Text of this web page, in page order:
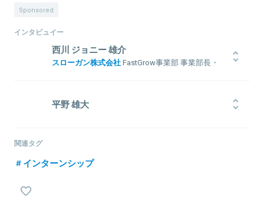
Sponsored
インタビュイー
西川 ジョニー 雄介
スローガン株式会社FastGrow事業部 事業部長・
ョンに入社。A/BテストツールVWOを活用したWebコンサル事業を
ル特化の就活メディアFactLogicの立ち上げを行う。17年2月より
FastGrowを構想し、現在は事業責任者兼編集長を務める。その事業
の一環として、テクノロジー領域で活躍中の起業家・経営層と、若
平野 雄大
FastGrowにジョイン。事業のミッション策定から、10名弱のメンバ
ライアントサクセスチームのマネージャーを歴任。現在は、ユーザ
発を担う。若手社会人350名が所属するイノベーターコミュニティ
と、xGarageのオーナーとしてコミュニティマネージャーも兼任。
関連タグ
インターンシップ